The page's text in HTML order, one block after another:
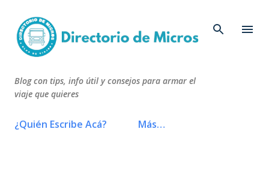
Blog con tips, info útil y consejos para armar el
viaje que quieres
¿Quién Escribe Acá? Más…